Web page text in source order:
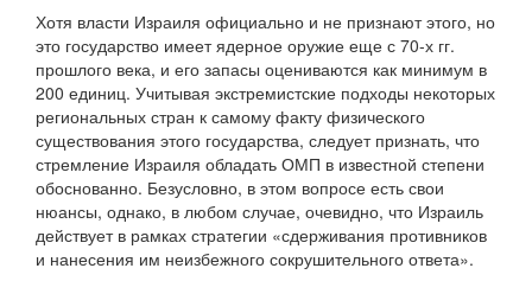
Хотя власти Израиля официально и не признают этого, но
это государство имеет ядерное оружие еще с 70-х гг.
прошлого века, и его запасы оцениваются как минимум в
200 единиц. Учитывая экстремистские подходы некоторых
региональных стран к самому факту физического
существования этого государства, следует признать, что
стремление Израиля обладать ОМП в известной степени
обоснованно. Безусловно, в этом вопросе есть свои
нюансы, однако, в любом случае, очевидно, что Израиль
действует в рамках стратегии «сдерживания противников
и нанесения им неизбежного сокрушительного ответа».